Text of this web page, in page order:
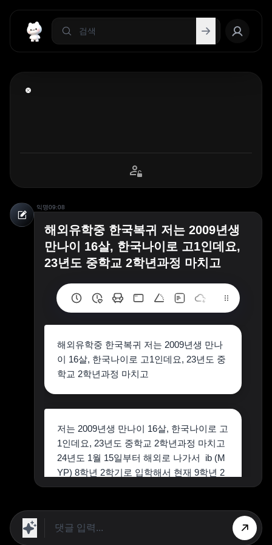
익명09:08
해외유학중 한국복귀 저는 2009년생
만나이 16살, 한국나이로 고1인데요,
23년도 중학교 2학년과정 마치고
해외유학중 한국복귀 저는 2009년생 만나
이 16살, 한국나이로 고1인데요, 23년도 중
학교 2학년과정 마치고
저는 2009년생 만나이 16살, 한국나이로 고
1인데요, 23년도 중학교 2학년과정 마치고
24년도 1월 15일부터 해외로 나가서 ib (M
YP) 8학년 2학기로 입학해서 현재 9학년 2
학기에 재학중입니다. 이번 5월 23일에 9학
중학교 3학년으로 들어가나요? 아니면 고